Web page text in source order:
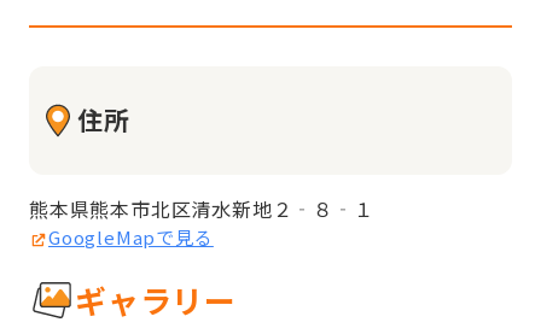
住所
熊本県熊本市北区清水新地２‐８‐１
GoogleMapで見る
ギャラリー